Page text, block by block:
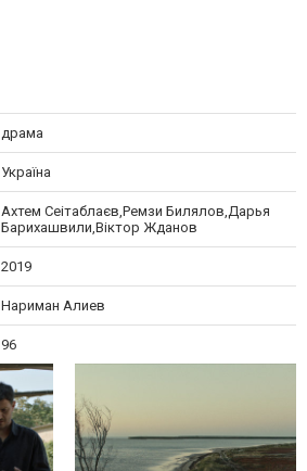
драма
Україна
Ахтем Сеітаблаєв,Ремзи Билялов,Дарья
Барихашвили,Віктор Жданов
2019
Нариман Алиев
96